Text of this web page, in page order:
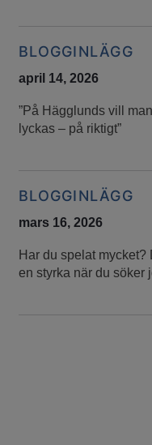
BLOGGINLÄGG
april 14, 2026
”På Hägglunds vill
lyckas – på riktigt”
BLOGGINLÄGG
mars 16, 2026
Har du spelat mycket?
en styrka när du söker